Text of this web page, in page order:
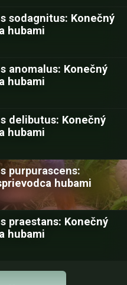
sodagnitus: Konečný
hubami
anomalus: Konečný
hubami
delibutus: Konečný
hubami
purpurascens:
hubami
praestans: Konečný
hubami